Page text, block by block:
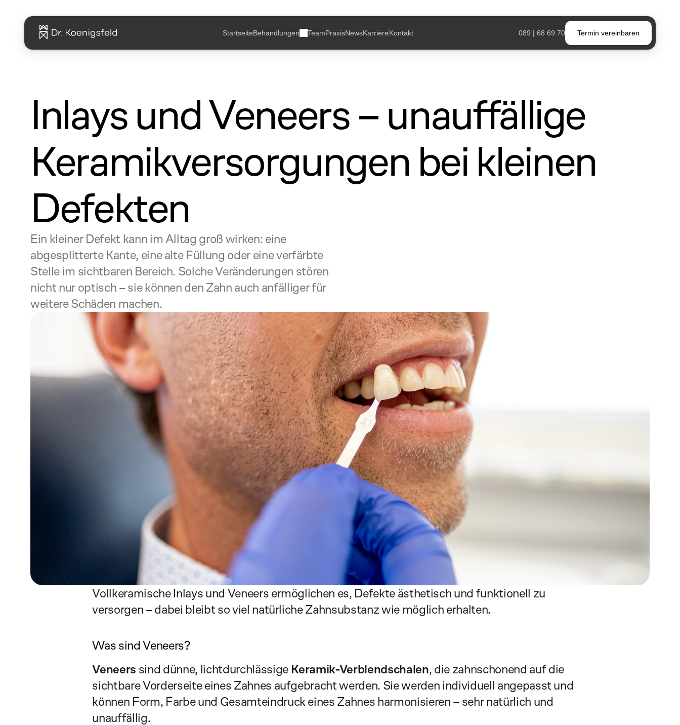
Inlays und Veneers – unauffällige
Keramikversorgungen bei kleinen
Defekten
Ein kleiner Defekt kann im Alltag groß wirken: eine
abgesplitterte Kante, eine alte Füllung oder eine verfärbte
Stelle im sichtbaren Bereich. Solche Veränderungen stören
nicht nur optisch – sie können den Zahn auch anfälliger für
weitere Schäden machen.
Vollkeramische Inlays und Veneers ermöglichen es, Defekte ästhetisch und funktionell zu
versorgen – dabei bleibt so viel natürliche Zahnsubstanz wie möglich erhalten.
Was sind Veneers?
Veneers sind dünne, lichtdurchlässige Keramik-Verblendschalen, die zahnschonend auf die
sichtbare Vorderseite eines Zahnes aufgebracht werden. Sie werden individuell angepasst und
können Form, Farbe und Gesamteindruck eines Zahnes harmonisieren – sehr natürlich und
unauffällig.
StartseiteBehandlungen TeamPraxisNewsKarriereKontakt 089 | 68 69 70 Termin vereinbaren